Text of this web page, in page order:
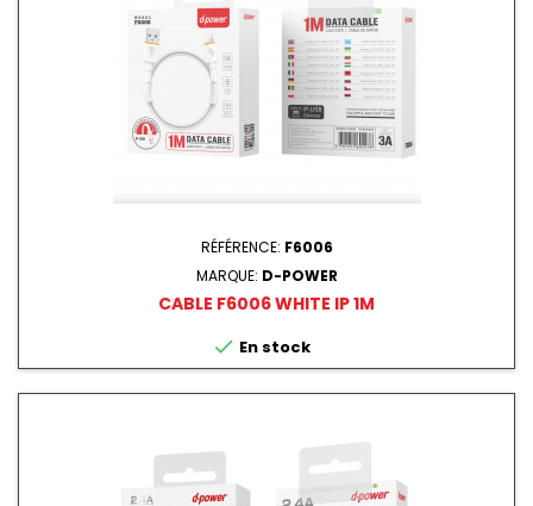
RÉFÉRENCE: F6006
MARQUE: D-POWER
CABLE F6006 WHITE IP 1M
 En stock